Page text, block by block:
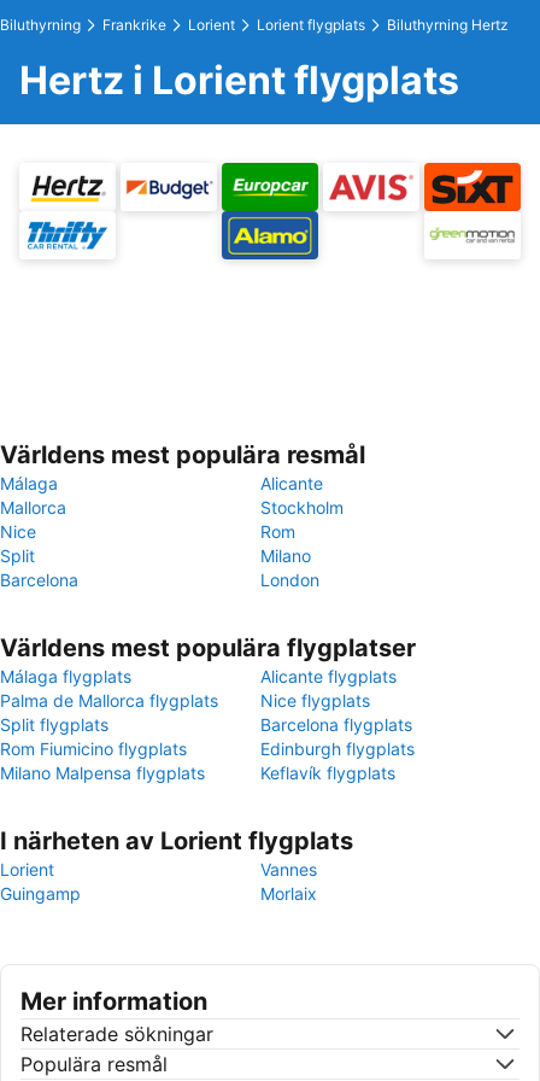
Biluthyrning Frankrike Lorient Lorient flygplats Biluthyrning Hertz
Hertz i Lorient flygplats
Världens mest populära resmål
Málaga
Alicante
Mallorca
Stockholm
Nice
Rom
Split
Milano
Barcelona
London
Världens mest populära flygplatser
Málaga flygplats
Alicante flygplats
Palma de Mallorca flygplats
Nice flygplats
Split flygplats
Barcelona flygplats
Rom Fiumicino flygplats
Edinburgh flygplats
Milano Malpensa flygplats
Keflavík flygplats
I närheten av Lorient flygplats
Lorient
Vannes
Guingamp
Morlaix
Mer information
Relaterade sökningar
Populära resmål